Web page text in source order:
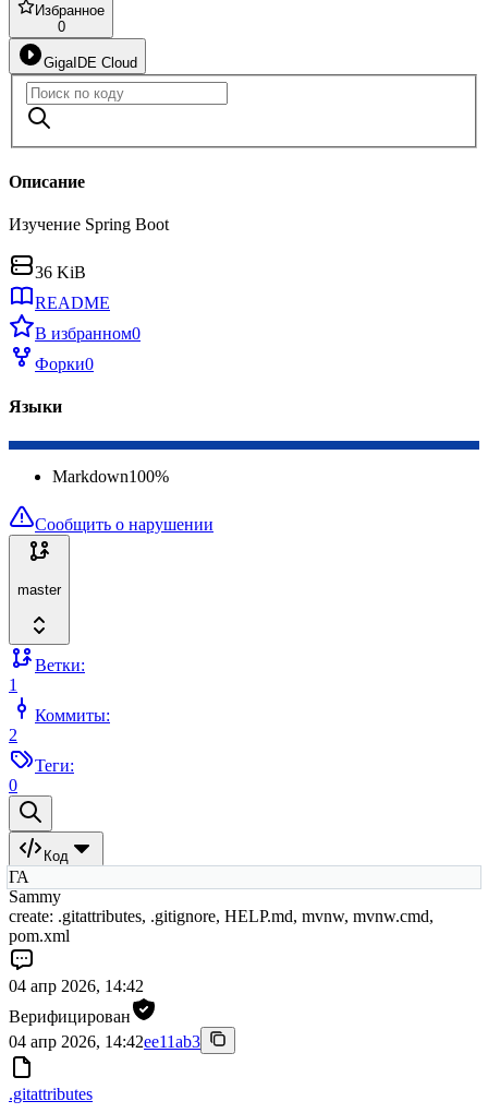
Избранное
0
GigaIDE Cloud
Описание
Изучение Spring Boot
36 KiB
README
В избранном0
Форки0
Языки
Markdown100%
Сообщить о нарушении
master
Ветки:
1
Коммиты:
2
Теги:
0
Код
ГА
Sammy
create: .gitattributes, .gitignore, HELP.md, mvnw, mvnw.cmd,
pom.xml
04 апр 2026, 14:42
Верифицирован
04 апр 2026, 14:42ee11ab3
.gitattributes